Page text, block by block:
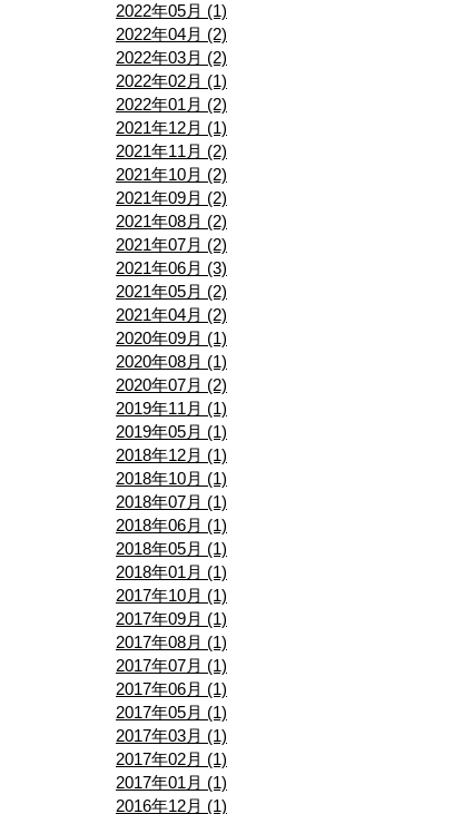
2022年05月 (1)
2022年04月 (2)
2022年03月 (2)
2022年02月 (1)
2022年01月 (2)
2021年12月 (1)
2021年11月 (2)
2021年10月 (2)
2021年09月 (2)
2021年08月 (2)
2021年07月 (2)
2021年06月 (3)
2021年05月 (2)
2021年04月 (2)
2020年09月 (1)
2020年08月 (1)
2020年07月 (2)
2019年11月 (1)
2019年05月 (1)
2018年12月 (1)
2018年10月 (1)
2018年07月 (1)
2018年06月 (1)
2018年05月 (1)
2018年01月 (1)
2017年10月 (1)
2017年09月 (1)
2017年08月 (1)
2017年07月 (1)
2017年06月 (1)
2017年05月 (1)
2017年03月 (1)
2017年02月 (1)
2017年01月 (1)
2016年12月 (1)